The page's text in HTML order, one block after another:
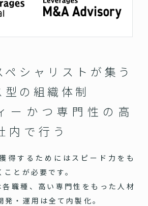
シャリストが集う
の組織体制
ーかつ専門性の高
内で行う
得するためにはスピード力をも
とが必要です。
職種、高い専門性をもった人材
・運用は全て内製化。